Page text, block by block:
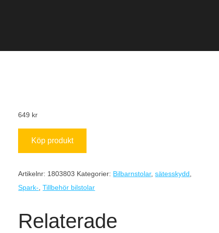
649 kr
Köp produkt
Artikelnr: 1803803 Kategorier: Bilbarnstolar,sätesskydd
Spark- ,Tillbehör bilstolar
Relaterade